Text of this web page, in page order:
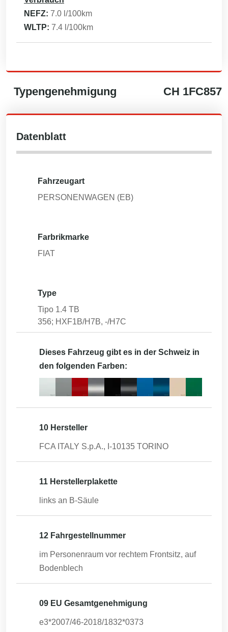
NEFZ: 7.0 l/100km
WLTP: 7.4 l/100km
Typengenehmigung CH 1FC857
Datenblatt
Fahrzeugart
PERSONENWAGEN (EB)
Farbrikmarke
FIAT
Type
Tipo 1.4 TB
356; HXF1B/H7B, -/H7C
Dieses Fahrzeug gibt es in der Schweiz in
den folgenden Farben:
10 Hersteller
FCA ITALY S.p.A., I-10135 TORINO
11 Herstellerplakette
links an B-Säule
12 Fahrgestellnummer
im Personenraum vor rechtem Frontsitz, auf
Bodenblech
09 EU Gesamtgenehmigung
e3*2007/46-2018/1832*0373